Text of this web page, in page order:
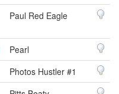
Paul Red Eagle
Pearl
Photos Hustler #1